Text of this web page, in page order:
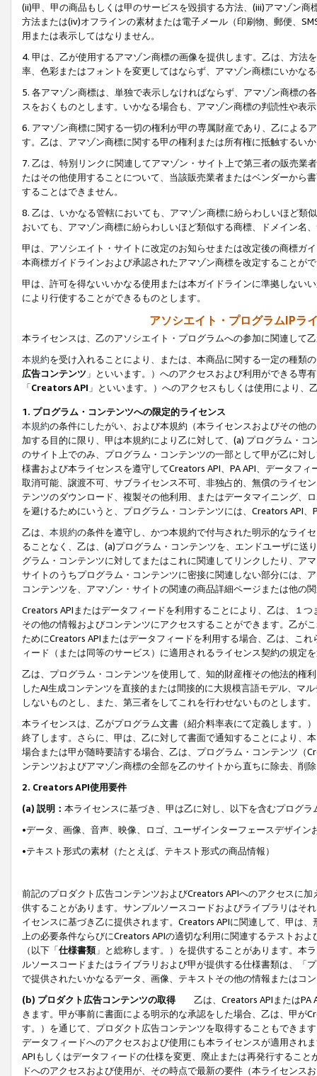
(ii)甲、甲の商品もしくは甲のサービスを毀損する方法、(iii)アマゾン
方法または(iv)オフラインの素材または電子メール（印刷物、郵便、
用または表示してはなりません。
4. 甲は、乙が使用するアマゾン商標の画像を提供します。乙は、方
率、色彩またはフォントを変更してはならず、アマゾン商標にいかな
5. 各アマゾン商標は、単独で表示しなければならず、アマゾン商標
スをおくものとします。いかなる場合も、アマゾン商標の判読性や表
6. アマゾン商標に関する一切の権利が甲の専属財産であり、乙による
す。乙は、アマゾン商標に関する甲の権利または所有権に抵触するい
7. 乙は、特別リンクに関連してアマゾン・サイト上で第三者の販売
たはその他使用することについて、当該販売業者またはベンダーから
することはできません。
8. 乙は、いかなる管轄においても、アマゾン商標に紛らわしいほど類
おいても、アマゾン商標に紛らわしいほど類似する商標、ドメイン名
甲は、アソシエイト・サイトに改定のお知らせまたは改定後の商標ガ
本商標ガイドラインおよび承認されたアマゾン商標を改定することが
甲は、許可を得ないいかなる使用または本ガイドラインに準拠しない
により行使することができるものとします。
アソシエイト・プログラムIPラ
本ライセンスは、乙のアソシエイト・プログラムへの参加に関連して
本規約を受け入れることにより、または、本商品に関する一定の種類
広告コンテンツ 」といいます。）へのアクセスおよび利用ができる専
「Creators API 」といいます。）へのアクセスもしくは使用により
1. プログラム・コンテンツへの限定的ライセンス
本規約の条件にしたがい、および本規約（本ライセンスおよびその他
加する目的に限り、甲は本規約により乙に対して、(a) プログラム・
のサイト上でのみ、プログラム・コンテンツの一部として甲が乙に対
様書および本ライセンスを遵守してCreators API、PA API、データフ
取消可能、譲渡不可、サブライセンス不可、非独占的、無償のライセ
テンツのダウンロード、複製その他利用、またはデータマイニング、
を避けるためにいうと、プログラム・コンテンツには、Creators API
乙は、 本規約の条件を遵守し、かつ本規約で付与された明示的なライ
ることなく、乙は、(a)プログラム・コンテンツを、エンドユーザに
グラム・コンテンツに対してまたはこれに関連してリンクしたり、ア
サイトのうちプログラム・コンテンツに密接に関連しない部分には、
コンテンツを、アマゾン・サイトの関連の商品詳細ページまたは他の
Creators APIまたはデータフィードを利用することにより、乙は、１
その他の情報およびコンテンツにアクセスすることができます。乙が
ためにCreators APIまたはデータフィードを利用する場合、乙は、こ
ィード（または同等のサービス）に適用されるライセンス契約の規定
乙は、プログラム・コンテンツを使用して、知的財産権その他法的権
したAI生成コンテンツを直接的または間接的に大規模言語モデル、マ
しないものとし、また、第三者をしてこれを行わせないものとします。
本ライセンスは、乙がプログラム文書（紹介料率表にて定義します。
終了します。さらに、甲は、乙に対して書面で通知することにより、
場合または甲が随時要請する場合、乙は、プログラム・コンテンツ（
ンテンツおよびアマゾン商標の全部を乙のサイトから直ちに除去、削
2. Creators API使用要件
(a) 説明： 本ライセンスに基づき、甲は乙に対し、以下を含むプログ
•データ、画像、音声、映像、ロゴ、ユーザインターフェースデザイ
•テキスト形式の素材（たとえば、テキスト形式の商品情報）
前記のプロダクト広告コンテンツおよびCreators APIへのアクセスに
供することがあります。サンプルソースコードおよびライブラリはそ
イセンスに基づき乙に提供されます。Creators APIに関連して、甲は
上の必要条件ならびにCreators APIの適切な利用に関連するテストお
（以下「仕様書類」と総称します。）を提供することがあります。本
ルソースコードまたはライブラリおよび甲が提供する仕様書類は、「
で提供されたいかなるデータ、画像、テキストその他の情報またはコ
(b) プロダクト広告コンテンツの取得
乙は、Creators APIまたはPA
きます。甲が事前に書面による明示的な承認をした場合、乙は、甲が
す。）を通じて、プロダクト広告コンテンツを取得することもできま
データフィードへのアクセスおよび使用にも本ライセンスが適用され
APIもしくはデータフィードの仕様を変更、廃止または再発行するこ
ドへのアクセスおよび使用が、その時点で最新の要件（本ライセン